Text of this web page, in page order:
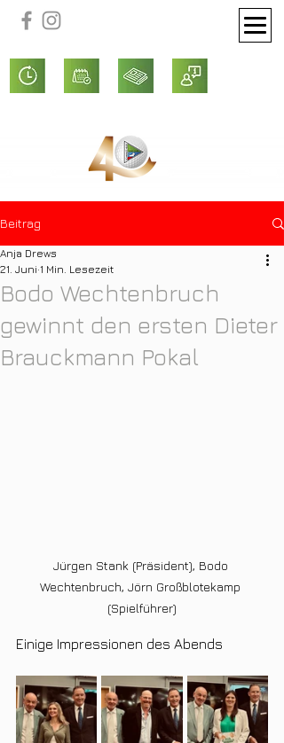
Beitrag
Bodo Wechtenbruch
gewinnt den ersten Dieter
Brauckmann Pokal
Anja Drews
21. Juni 1 Min. Lesezeit
Jürgen Stank (Präsident), Bodo
Wechtenbruch, Jörn Großblotekamp
(Spielführer)
Einige Impressionen des Abends